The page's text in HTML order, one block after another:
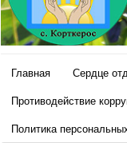
Главная Сердце
Противодействие
Политика